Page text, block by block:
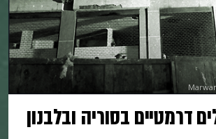
דרמטיים בסוריה ובלבנון